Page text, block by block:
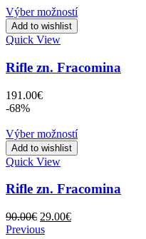
Výber možností
Add to wishlist
Quick View
Rifle zn. Fracomina
191.00€
-68%
Výber možností
Add to wishlist
Quick View
Rifle zn. Fracomina
90.00€ Original
price
29.00€Current
Previous